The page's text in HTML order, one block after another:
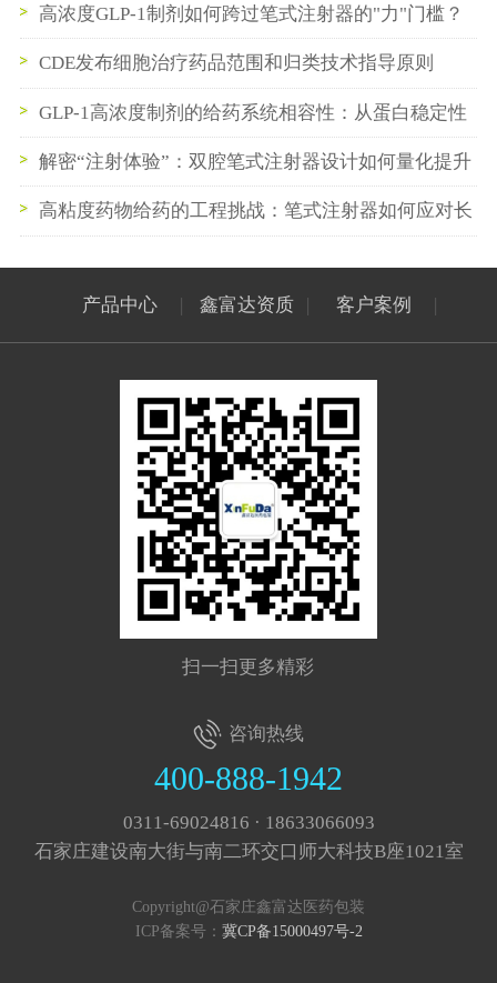
系统的发展方向
高浓度GLP-1制剂如何跨过笔式注射器的"力"门槛？
CDE发布细胞治疗药品范围和归类技术指导原则
（2026年版）
GLP-1高浓度制剂的给药系统相容性：从蛋白稳定性
到笔式注射器卡式瓶密封系统的一体化构建
解密“注射体验”：双腔笔式注射器设计如何量化提升
慢性病患者心理依从性
高粘度药物给药的工程挑战：笔式注射器如何应对长
产品中心 | 鑫富达资质 | 客户案例 |
扫一扫更多精彩
咨询热线
400-888-1942
0311-69024816 · 18633066093
石家庄建设南大街与南二环交口师大科技B座1021室
Copyright@石家庄鑫富达医药包装
ICP备案号： 冀CP备15000497号-2